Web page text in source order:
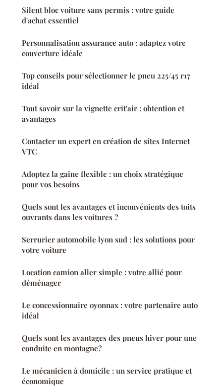
Silent bloc voiture sans permis : votre guide
d'achat essentiel
Personnalisation assurance auto : adaptez votre
couverture idéale
Top conseils pour sélectionner le pneu 225/45 r17
idéal
Tout savoir sur la vignette crit'air : obtention et
avantages
Contacter un expert en création de sites Internet
VTC
Adoptez la gaine flexible : un choix stratégique
pour vos besoins
Quels sont les avantages et inconvénients des toits
ouvrants dans les voitures ?
Serrurier automobile lyon sud : les solutions pour
votre voiture
Location camion aller simple : votre allié pour
déménager
Le concessionnaire oyonnax : votre partenaire auto
idéal
Quels sont les avantages des pneus hiver pour une
conduite en montagne?
Le mécanicien à domicile : un service pratique et
économique